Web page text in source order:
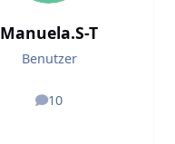
Manuela.S-T
Benutzer
10
Beiträge